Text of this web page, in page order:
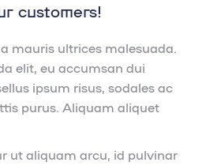
customers!
mauris ultrices malesuada.
elit, eu accumsan dui
ipsum risus, sodales ac
purus. Aliquam aliquet
ut aliquam arcu, id pulvinar